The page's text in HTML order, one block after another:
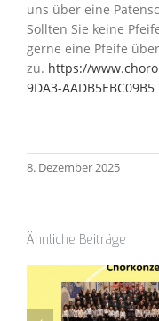
uns über eine
Sollten Sie keine
gerne eine Pfeife
zu. https://
9DA3-AADB5EBC09B5
8. Dezember 2025
Ähnliche Beiträge